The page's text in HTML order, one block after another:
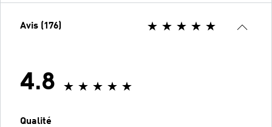
Avis (176)
4.8
Qualité